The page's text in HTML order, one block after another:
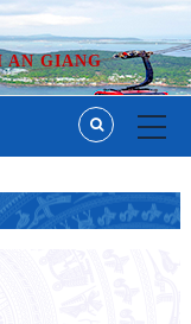
AN GIANG